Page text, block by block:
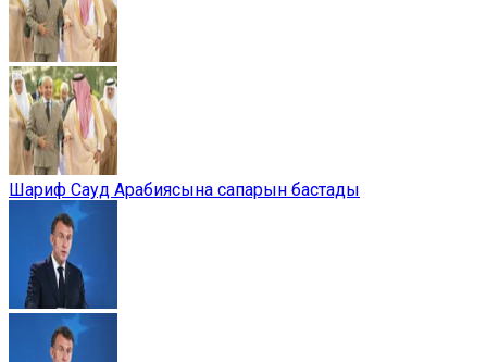
Шариф Сауд Арабиясына сапарын бастады